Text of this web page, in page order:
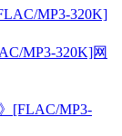
MP3-320K]网